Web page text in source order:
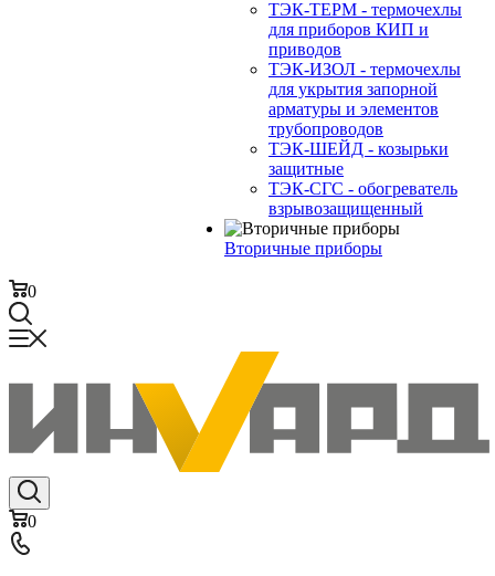
ТЭК-ТЕРМ - термочехлы
для приборов КИП и
приводов
ТЭК-ИЗОЛ - термочехлы
для укрытия запорной
арматуры и элементов
трубопроводов
ТЭК-ШЕЙД - козырьки
защитные
ТЭК-СГС - обогреватель
взрывозащищенный
Вторичные приборы
0
0